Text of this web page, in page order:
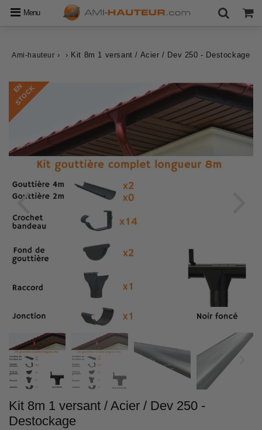
Menu
Ami-hauteur › › Kit 8m 1 versant / Acier / Dev 250 - Destockage
E
N
S
T
O
C
K
Kit 8m 1 versant / Acier / Dev 250 -
Destockage